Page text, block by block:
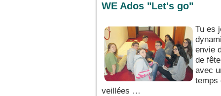
WE Ados "Let's go"
Tu es
envie
de
avec
temps
veillées …